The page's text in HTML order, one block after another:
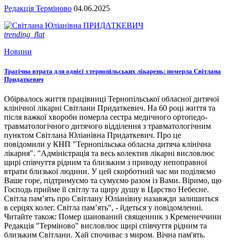
Редакція Терміново 04.06.2025
trending_flat
Новини
Трагічна втрата для однієї з тернопільських лікарень: померла Світлана
Придаткевич
Обірвалось життя працівниці Тернопільської обласної дитячої
клінічної лікарні Світлани Придаткевич. На 60 році життя та
після важкої хвороби померла сестра медичного ортопедо-
травматологічного дитячого відділення з травматологічним
пунктом Світлана Юліанівна Придаткевич. Про це
повідомили у КНП "Тернопільська обласна дитяча клінічна
лікарня". "Адміністрація та весь колектив лікарні висловлює
щирі співчуття рідним та близьким з приводу непоправної
втрати близької людини. У цей скорботний час ми поділяємо
Ваше горе, підтримуємо та сумуємо разом із Вами. Віримо, що
Господь прийме її світлу та щиру душу в Царство Небесне.
Світла пам’ять про Світлану Юліанівну назавжди залишиться
в серцях колег. Світла пам’ять", - йдеться у повідомленні.
Читайте також: Помер шанований священник з Кременеччини
Редакція "Терміново" висловлює щирі співчуття рідним та
близьким Світлани. Хай спочиває з миром. Вічна пам'ять.